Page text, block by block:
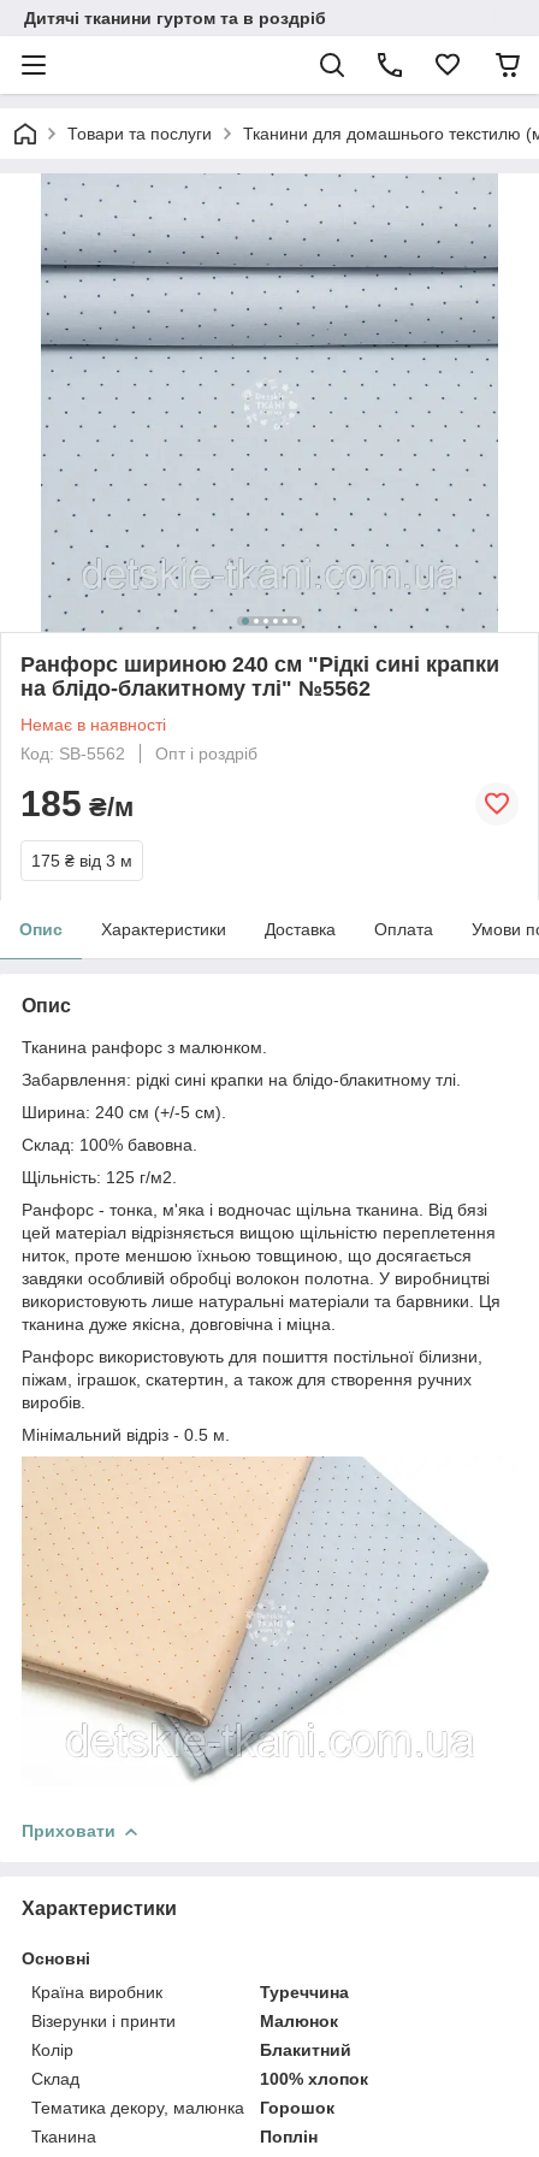
Дитячі тканини гуртом та в роздріб
Товари та послуги Тканини для домашнього текстилю
Ранфорс шириною 240 см "Рідкі сині крапки
на блідо-блакитному тлі" №5562
Немає в наявності
Код: SB-5562
Опт і роздріб
185 ₴/м
175 ₴ від 3 м
Опис Характеристики Доставка Оплата Умови
Опис
Тканина ранфорс з малюнком.
Забарвлення: рідкі сині крапки на блідо-блакитному тлі.
Ширина: 240 см (+/-5 см).
Склад: 100% бавовна.
Щільність: 125 г/м2.
Ранфорс - тонка, м'яка і водночас щільна тканина. Від бязі
цей матеріал відрізняється вищою щільністю переплетення
ниток, проте меншою їхньою товщиною, що досягається
завдяки особливій обробці волокон полотна. У виробництві
використовують лише натуральні матеріали та барвники. Ця
тканина дуже якісна, довговічна і міцна.
Ранфорс використовують для пошиття постільної білизни,
піжам, іграшок, скатертин, а також для створення ручних
виробів.
Мінімальний відріз - 0.5 м.
Приховати
Характеристики
Основні
Країна виробник
Туреччина
Візерунки і принти
Малюнок
Колір
Блакитний
Склад
100% хлопок
Тематика декору, малюнка
Горошок
Тканина
Поплін